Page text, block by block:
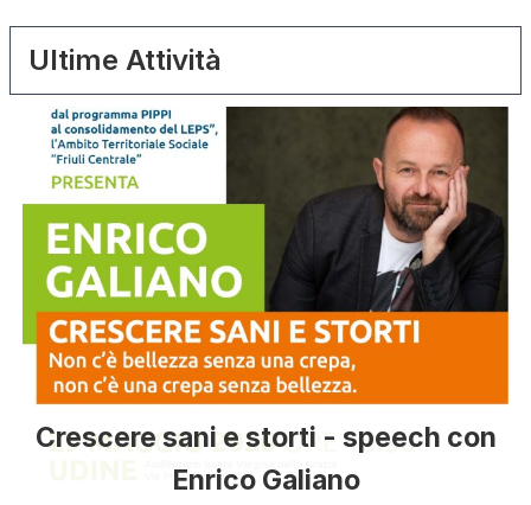
Ultime Attività
Crescere sani e storti - speech con
Enrico Galiano